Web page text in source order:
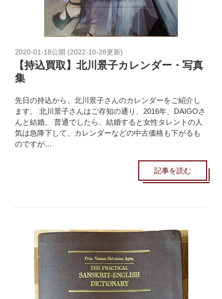
2020-01-18公開 (2022-10-28更新)
【持込買取】北川景子カレンダー・写真
集
先日の持込から、北川景子さんのカレンダーをご紹介し
ます。 北川景子さんはご存知の通り、2016年、DAIGOさ
んと結婚。 普通でしたら、結婚すると女性タレントの人
気は急降下して、カレンダーなどの中古価格も下がるも
のですが…
記事を読む